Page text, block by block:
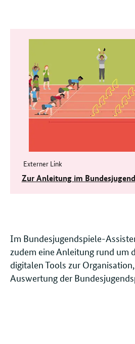
Informationen
Externer Link
Zur Anleitung im
Im Bundesjugendspiele-
zudem eine Anleitung rund um
digitalen Tools zur
Auswertung der